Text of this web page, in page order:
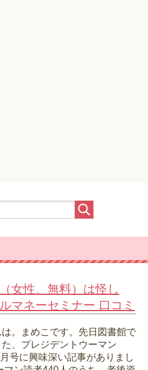
女性、無料）は怪し
マネーセミナー 口コミ
は。まめこです。先日図書館で
、プレジデントウーマン
号に興味深い記事がありまし